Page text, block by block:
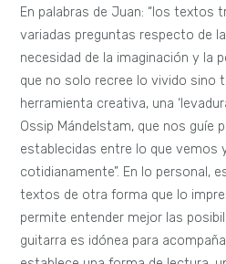
En palabras de Juan: “los textos
variadas preguntas respecto de
necesidad de la imaginación y la
que no solo recree lo vivido sino
herramienta creativa, una
Ossip Mándelstam, que nos guíe
establecidas entre lo que vemos
cotidianamente”. En lo personal,
textos de otra forma que lo
permite entender mejor las
guitarra es idónea para